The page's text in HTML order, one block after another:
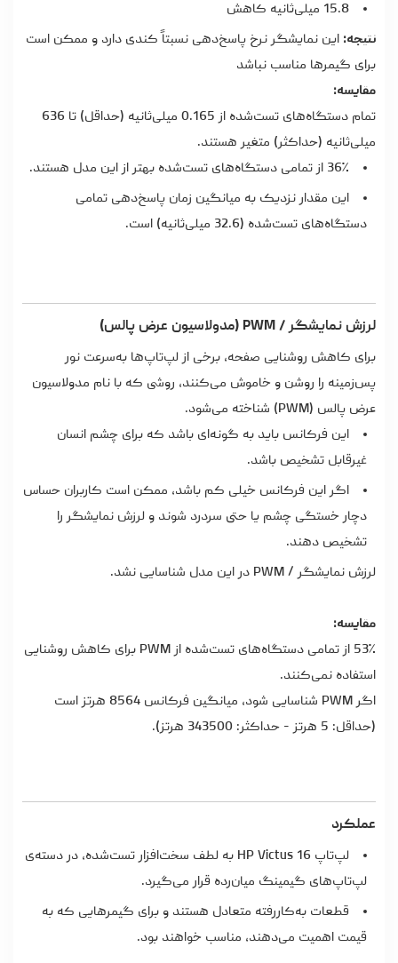
15.8 میلی‌ثانیه کاهش
نتیجه: این نمایشگر نرخ پاسخ‌دهی نسبتاً کندی دارد و ممکن است
برای گیمرها مناسب نباشد
مقایسه:
تمام دستگاه‌های تست‌شده از 0.165 میلی‌ثانیه (حداقل) تا 636
میلی‌ثانیه (حداکثر) متغیر هستند.
36٪ از تمامی دستگاه‌های تست‌شده بهتر از این مدل هستند.
این مقدار نزدیک به میانگین زمان پاسخ‌دهی تمامی
دستگاه‌های تست‌شده (32.6 میلی‌ثانیه) است.
لرزش نمایشگر / PWM (مدولاسیون عرض پالس)
برای کاهش روشنایی صفحه، برخی از لپ‌تاپ‌ها به‌سرعت نور
پس‌زمینه را روشن و خاموش می‌کنند، روشی که با نام مدولاسیون
عرض پالس (PWM) شناخته می‌شود.
این فرکانس باید به گونه‌ای باشد که برای چشم انسان
غیرقابل تشخیص باشد.
اگر این فرکانس خیلی کم باشد، ممکن است کاربران حساس
دچار خستگی چشم یا حتی سردرد شوند و لرزش نمایشگر را
تشخیص دهند.
لرزش نمایشگر / PWM در این مدل شناسایی نشد.
مقایسه:
53٪ از تمامی دستگاه‌های تست‌شده از PWM برای کاهش روشنایی
استفاده نمی‌کنند.
اگر PWM شناسایی شود، میانگین فرکانس 8564 هرتز است
(حداقل: 5 هرتز - حداکثر: 343500 هرتز).
عملکرد
لپ‌تاپ HP Victus 16 به لطف سخت‌افزار تست‌شده، در دسته‌ی
لپ‌تاپ‌های گیمینگ میان‌رده قرار می‌گیرد.
قطعات به‌کاررفته متعادل هستند و برای گیمرهایی که به
قیمت اهمیت می‌دهند، مناسب خواهند بود.